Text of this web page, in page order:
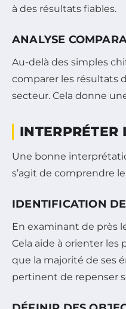
à des résultats fiables.
ANALYSE
Au-delà des simples
comparer les résultats
secteur. Cela donne
INTERPRÉTER
Une bonne
s’agit de comprendre
IDENTIFICATION
En examinant de près
Cela aide à orienter
que la majorité de ses
pertinent de repenser